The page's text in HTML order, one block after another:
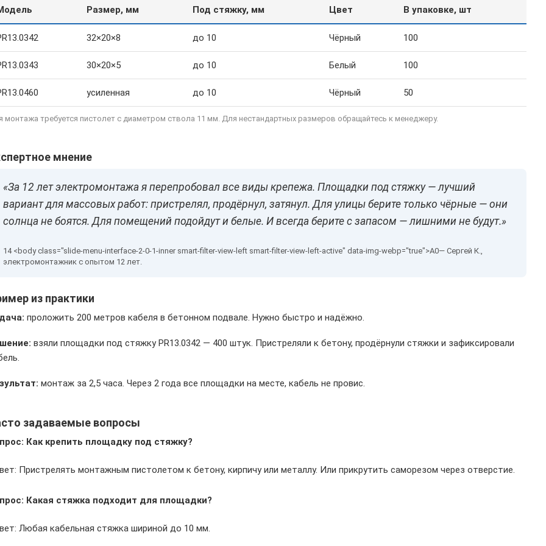
Размер, мм Под стяжку, мм Цвет В упаковке, шт
32×20×8 до 10 Чёрный 100
30×20×5 до 10 Белый 100
усиленная до 10 Чёрный 50
монтажа требуется пистолет с диаметром ствола 11 мм. Для нестандартных размеров обращайтесь к менеджеру.
мнение
«За 12 лет электромонтажа я перепробовал все виды крепежа. Площадки под стяжку — лучший
вариант для массовых работ: пристрелял, продёрнул, затянул. Для улицы берите только чёрные — они
солнца не боятся. Для помещений подойдут и белые. И всегда берите с запасом — лишними не будут.»
— Сергей К.,
электромонтажник с опытом 12 лет.
из практики
проложить 200 метров кабеля в бетонном подвале. Нужно быстро и надёжно.
взяли площадки под стяжку PR13.0342 — 400 штук. Пристреляли к бетону, продёрнули стяжки и зафиксировали
монтаж за 2,5 часа. Через 2 года все площадки на месте, кабель не провис.
задаваемые вопросы
Как крепить площадку под стяжку?
Пристрелять монтажным пистолетом к бетону, кирпичу или металлу. Или прикрутить саморезом через отверстие.
Какая стяжка подходит для площадки?
Любая кабельная стяжка шириной до 10 мм.